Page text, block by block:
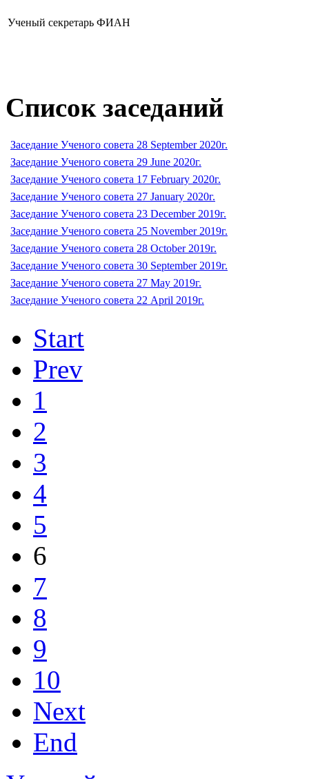
Ученый секретарь ФИАН
Список заседаний
Заседание Ученого совета 28 September 2020г.
Заседание Ученого совета 29 June 2020г.
Заседание Ученого совета 17 February 2020г.
Заседание Ученого совета 27 January 2020г.
Заседание Ученого совета 23 December 2019г.
Заседание Ученого совета 25 November 2019г.
Заседание Ученого совета 28 October 2019г.
Заседание Ученого совета 30 September 2019г.
Заседание Ученого совета 27 May 2019г.
Заседание Ученого совета 22 April 2019г.
Start
Prev
1
2
3
4
5
6
7
8
9
10
Next
End